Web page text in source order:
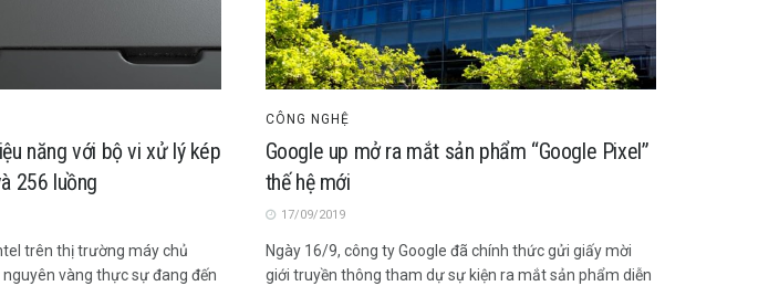
năng với bộ vi xử lý kép
256 luồng
trên thị trường máy chủ
vàng thực sự đang đến
CÔNG NGHỆ
Google up mở ra mắt sản phẩm “Google Pixel”
thế hệ mới
17/09/2019
Ngày 16/9, công ty Google đã chính thức gửi giấy mời
giới truyền thông tham dự sự kiện ra mắt sản phẩm diễn